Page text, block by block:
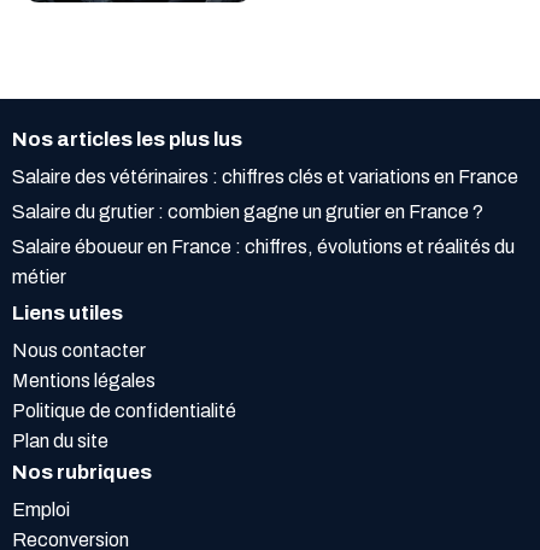
Nos articles les plus lus
Salaire des vétérinaires : chiffres clés et variations en France
Salaire du grutier : combien gagne un grutier en France ?
Salaire éboueur en France : chiffres, évolutions et réalités du
métier
Liens utiles
Nous contacter
Mentions légales
Politique de confidentialité
Plan du site
Nos rubriques
Emploi
Reconversion